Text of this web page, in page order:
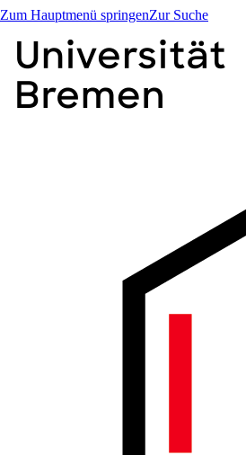
Zum Hauptmenü springenZur Suche